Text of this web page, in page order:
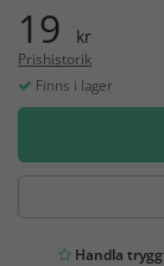
19 kr
Prishistorik
Finns i lager
Handla